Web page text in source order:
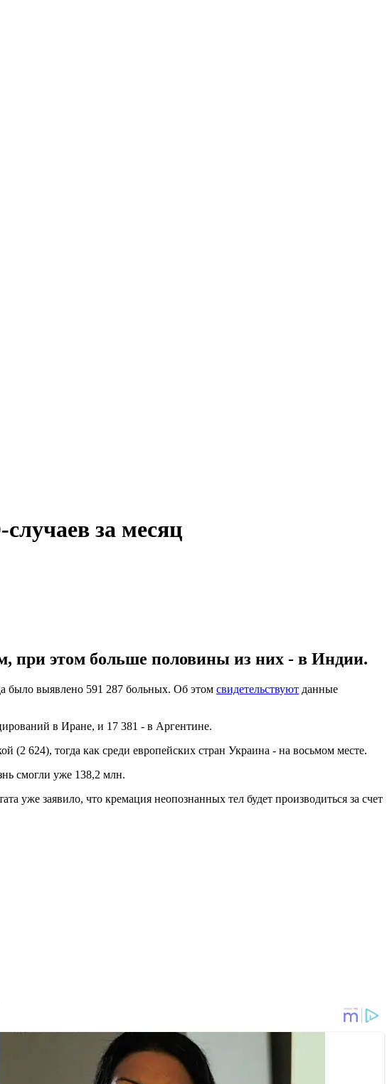
за месяц
при этом больше половины из них - в Индии.
было выявлено 591 287 больных. Об этом свидетельствуют данные
в Иране, и 17 381 - в Аргентине.
624), тогда как среди европейских стран Украина - на восьмом месте.
смогли уже 138,2 млн.
уже заявило, что кремация неопознанных тел будет производиться за счет